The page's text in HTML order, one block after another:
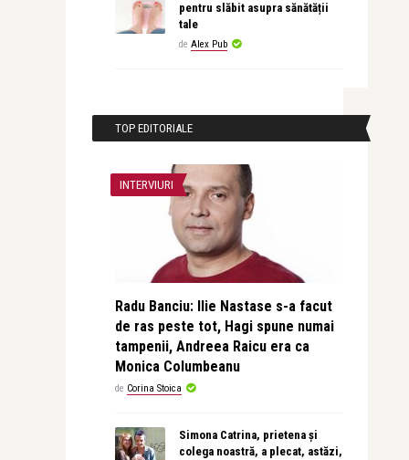
pentru slăbit asupra sănătății
tale
de Alex Pub
TOP EDITORIALE
INTERVIURI
Radu Banciu: Ilie Nastase s-a facut
de ras peste tot, Hagi spune numai
tampenii, Andreea Raicu era ca
Monica Columbeanu
de Corina Stoica
Simona Catrina, prietena și
colega noastră, a plecat, astăzi,